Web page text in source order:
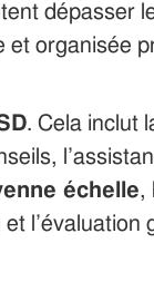
dépasser
et organisée
. Cela inclut
échelle,
et